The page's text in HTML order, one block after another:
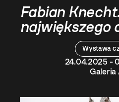
Wystawa
24.04.2025 -
Galeria
Fabian
największego